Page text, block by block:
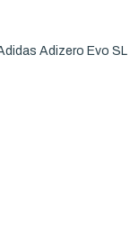
Adizero Evo SL